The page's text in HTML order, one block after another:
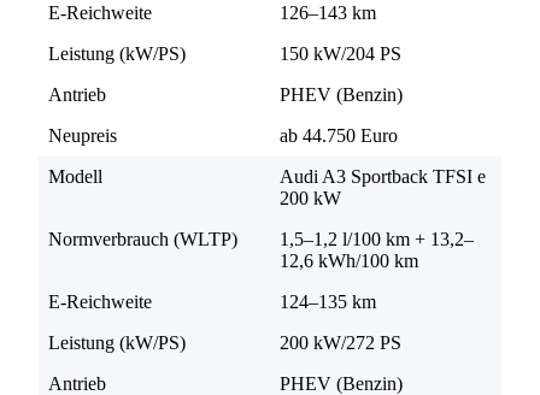
E-Reichweite
126–143 km
Leistung (kW/PS)
150 kW/204 PS
Antrieb
PHEV (Benzin)
Neupreis
ab 44.750 Euro
Modell
Audi A3 Sportback TFSI e
200 kW
Normverbrauch (WLTP)
1,5–1,2 l/100 km + 13,2–
12,6 kWh/100 km
E-Reichweite
124–135 km
Leistung (kW/PS)
200 kW/272 PS
Antrieb
PHEV (Benzin)